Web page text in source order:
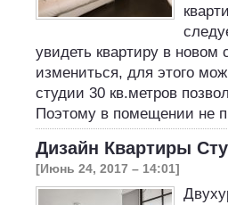
увидеть квартиру в новом
измениться, для этого
студии 30 кв.метров
Поэтому в помещении не
Дизайн Квартиры
[Июнь 24, 2017 – 14:01]